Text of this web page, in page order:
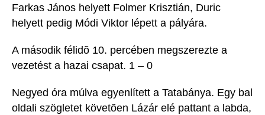
Farkas János helyett Folmer Krisztián, Duric
helyett pedig Módi Viktor lépett a pályára.
A második félidõ 10. percében megszerezte a
vezetést a hazai csapat. 1 – 0
Negyed óra múlva egyenlített a Tatabánya. Egy bal
oldali szögletet követõen Lázár elé pattant a labda,